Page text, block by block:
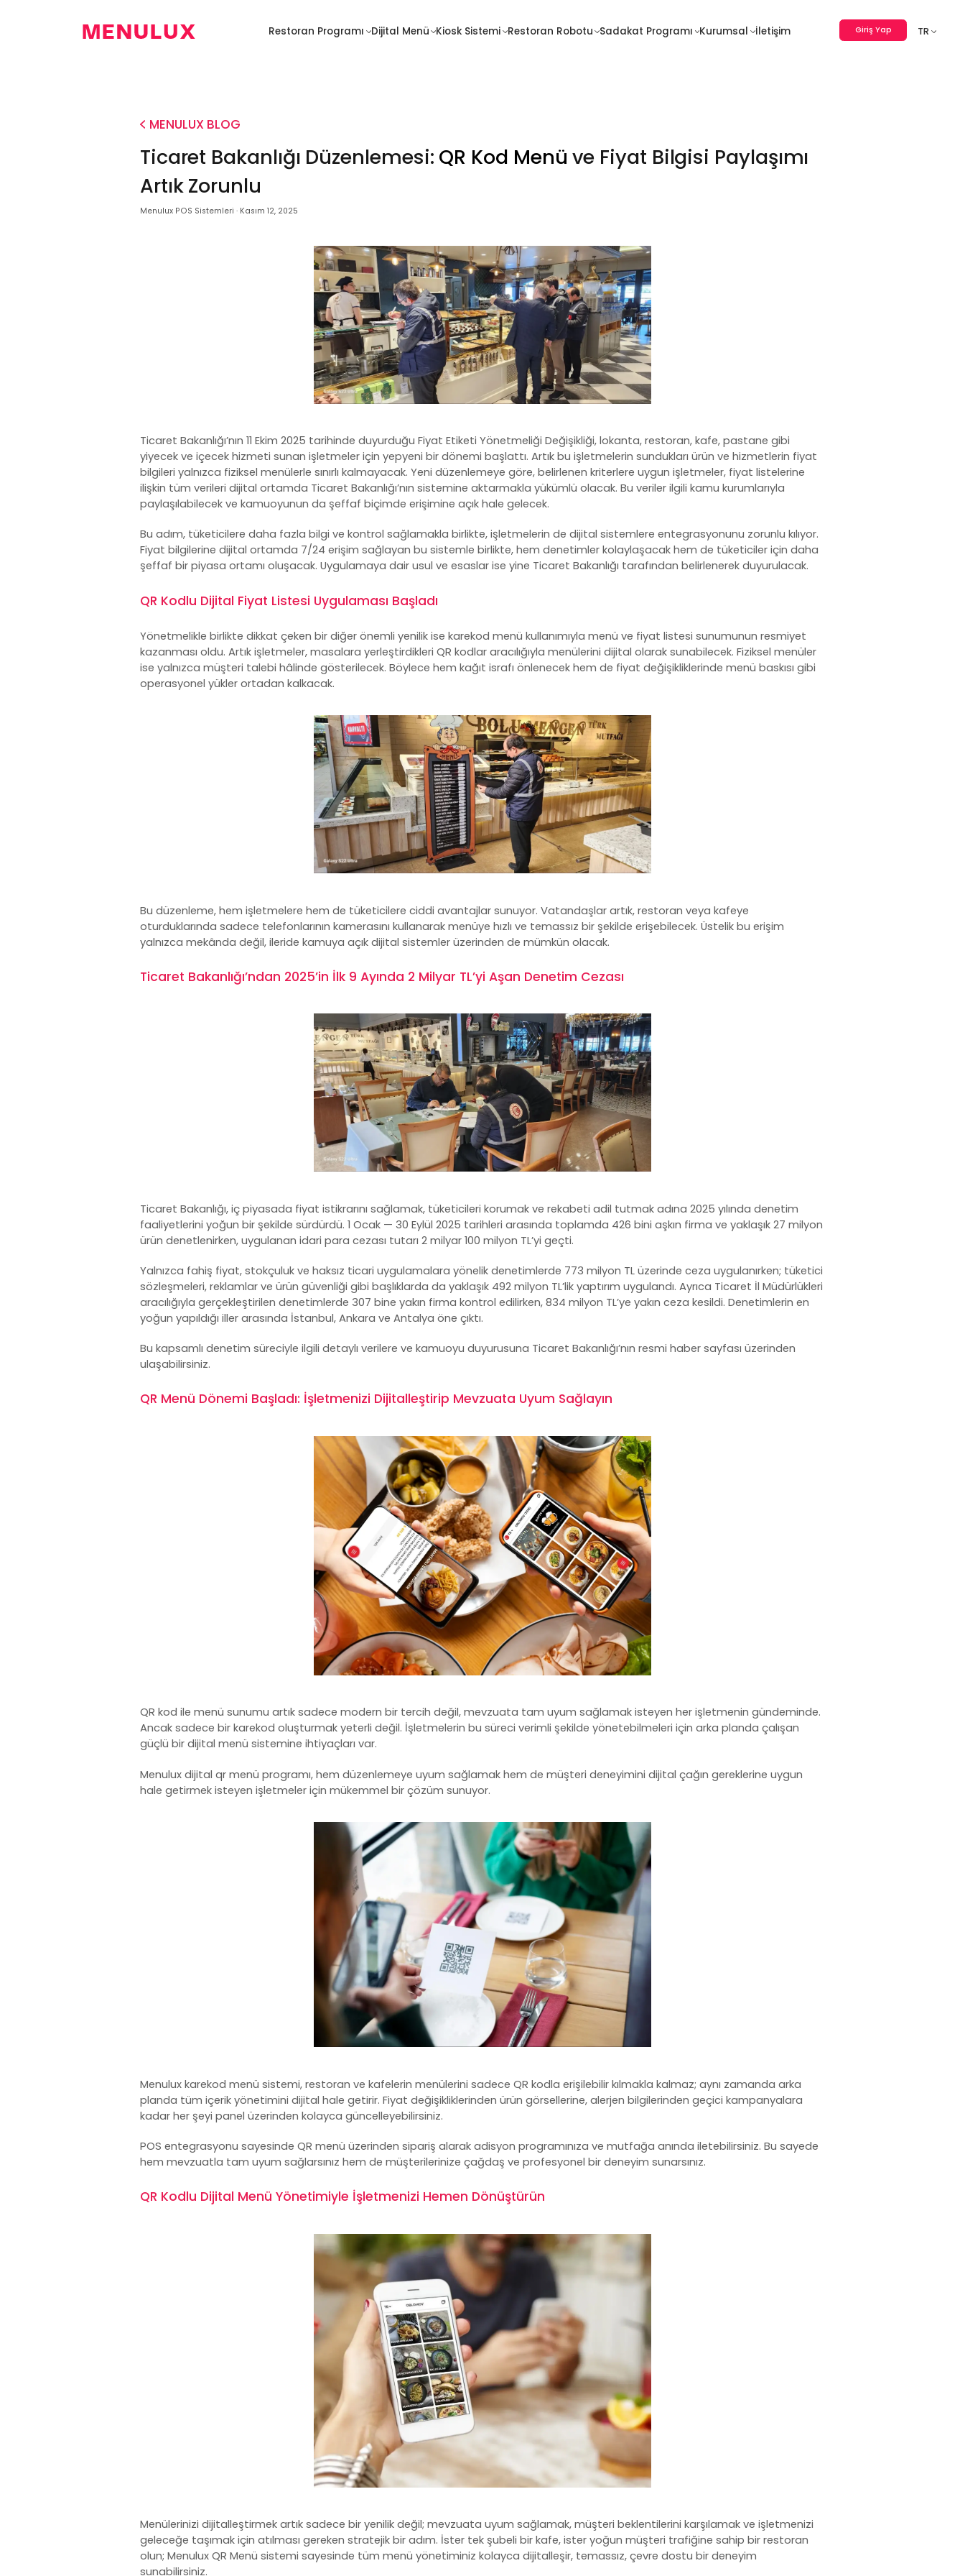
Restoran
Dijital
Kiosk
Restoran
Sadakat
Fiyatlar
İletişim
Restoran Programı Dijital Menü Kiosk Sistemi Restoran Robotu Sadakat Programı Kurumsal İletişim Giriş Yap TR
MENULUX BLOG
Ticaret Bakanlığı Düzenlemesi: QR Kod Menü ve Fiyat Bilgisi Paylaşımı
Artık Zorunlu
Menulux POS Sistemleri · Kasım 12, 2025
Ticaret Bakanlığı’nın 11 Ekim 2025 tarihinde duyurduğu Fiyat Etiketi Yönetmeliği Değişikliği, lokanta, restoran, kafe, pastane gibi
yiyecek ve içecek hizmeti sunan işletmeler için yepyeni bir dönemi başlattı. Artık bu işletmelerin sundukları ürün ve hizmetlerin fiyat
bilgileri yalnızca fiziksel menülerle sınırlı kalmayacak. Yeni düzenlemeye göre, belirlenen kriterlere uygun işletmeler, fiyat listelerine
ilişkin tüm verileri dijital ortamda Ticaret Bakanlığı’nın sistemine aktarmakla yükümlü olacak. Bu veriler ilgili kamu kurumlarıyla
paylaşılabilecek ve kamuoyunun da şeffaf biçimde erişimine açık hale gelecek.
Bu adım, tüketicilere daha fazla bilgi ve kontrol sağlamakla birlikte, işletmelerin de dijital sistemlere entegrasyonunu zorunlu kılıyor.
Fiyat bilgilerine dijital ortamda 7/24 erişim sağlayan bu sistemle birlikte, hem denetimler kolaylaşacak hem de tüketiciler için daha
şeffaf bir piyasa ortamı oluşacak. Uygulamaya dair usul ve esaslar ise yine Ticaret Bakanlığı tarafından belirlenerek duyurulacak.
QR Kodlu Dijital Fiyat Listesi Uygulaması Başladı
Yönetmelikle birlikte dikkat çeken bir diğer önemli yenilik ise karekod menü kullanımıyla menü ve fiyat listesi sunumunun resmiyet
kazanması oldu. Artık işletmeler, masalara yerleştirdikleri QR kodlar aracılığıyla menülerini dijital olarak sunabilecek. Fiziksel menüler
ise yalnızca müşteri talebi hâlinde gösterilecek. Böylece hem kağıt israfı önlenecek hem de fiyat değişikliklerinde menü baskısı gibi
operasyonel yükler ortadan kalkacak.
Bu düzenleme, hem işletmelere hem de tüketicilere ciddi avantajlar sunuyor. Vatandaşlar artık, restoran veya kafeye
oturduklarında sadece telefonlarının kamerasını kullanarak menüye hızlı ve temassız bir şekilde erişebilecek. Üstelik bu erişim
yalnızca mekânda değil, ileride kamuya açık dijital sistemler üzerinden de mümkün olacak.
Ticaret Bakanlığı’ndan 2025’in İlk 9 Ayında 2 Milyar TL’yi Aşan Denetim Cezası
Ticaret Bakanlığı, iç piyasada fiyat istikrarını sağlamak, tüketicileri korumak ve rekabeti adil tutmak adına 2025 yılında denetim
faaliyetlerini yoğun bir şekilde sürdürdü. 1 Ocak — 30 Eylül 2025 tarihleri arasında toplamda 426 bini aşkın firma ve yaklaşık 27 milyon
ürün denetlenirken, uygulanan idari para cezası tutarı 2 milyar 100 milyon TL’yi geçti.
Yalnızca fahiş fiyat, stokçuluk ve haksız ticari uygulamalara yönelik denetimlerde 773 milyon TL üzerinde ceza uygulanırken; tüketici
sözleşmeleri, reklamlar ve ürün güvenliği gibi başlıklarda da yaklaşık 492 milyon TL’lik yaptırım uygulandı. Ayrıca Ticaret İl Müdürlükleri
aracılığıyla gerçekleştirilen denetimlerde 307 bine yakın firma kontrol edilirken, 834 milyon TL’ye yakın ceza kesildi. Denetimlerin en
yoğun yapıldığı iller arasında İstanbul, Ankara ve Antalya öne çıktı.
Bu kapsamlı denetim süreciyle ilgili detaylı verilere ve kamuoyu duyurusuna Ticaret Bakanlığı’nın resmi haber sayfası üzerinden
ulaşabilirsiniz.
QR Menü Dönemi Başladı: İşletmenizi Dijitalleştirip Mevzuata Uyum Sağlayın
QR kod ile menü sunumu artık sadece modern bir tercih değil, mevzuata tam uyum sağlamak isteyen her işletmenin gündeminde.
Ancak sadece bir karekod oluşturmak yeterli değil. İşletmelerin bu süreci verimli şekilde yönetebilmeleri için arka planda çalışan
güçlü bir dijital menü sistemine ihtiyaçları var.
Menulux dijital qr menü programı, hem düzenlemeye uyum sağlamak hem de müşteri deneyimini dijital çağın gereklerine uygun
hale getirmek isteyen işletmeler için mükemmel bir çözüm sunuyor.
Menuluxkarekod menü sistemi, restoran ve kafelerin menülerini sadece QR kodla erişilebilir kılmakla kalmaz; aynı zamanda arka
planda tüm içerik yönetimini dijital hale getirir. Fiyat değişikliklerinden ürün görsellerine, alerjen bilgilerinden geçici kampanyalara
kadar her şeyi panel üzerinden kolayca güncelleyebilirsiniz.
POS entegrasyonu sayesinde QR menü üzerinden sipariş alarakadisyon programınıza ve mutfağa anında iletebilirsiniz. Bu sayede
hem mevzuatla tam uyum sağlarsınız hem de müşterilerinize çağdaş ve profesyonel bir deneyim sunarsınız.
QR Kodlu Dijital Menü Yönetimiyle İşletmenizi Hemen Dönüştürün
Menülerinizi dijitalleştirmek artık sadece bir yenilik değil; mevzuata uyum sağlamak, müşteri beklentilerini karşılamak ve işletmenizi
geleceğe taşımak için atılması gereken stratejik bir adım. İster tek şubeli bir kafe, ister yoğun müşteri trafiğine sahip bir restoran
olun; Menulux QR Menü sistemi sayesinde tüm menü yönetiminiz kolayca dijitalleşir, temassız, çevre dostu bir deneyim
sunabilirsiniz.